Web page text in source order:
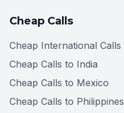
Cheap Calls
Cheap International Calls
Cheap Calls to India
Cheap Calls to Mexico
Cheap Calls to Philippines